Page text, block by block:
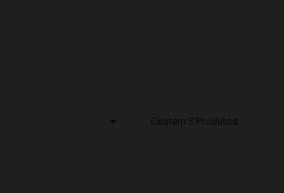
 Existem 3 Produtos.